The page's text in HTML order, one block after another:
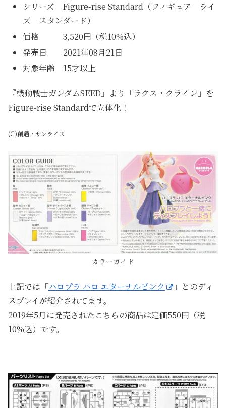
シリーズ Figure-rise Standard（フィギュア ライ
ズ スタンダード）
価格 3,520円（税10%込）
発売日 2021年08月21日
対象年齢 15才以上
『機動戦士ガンダムSEED』より「ラクス・クライン」を
Figure-rise Standardで立体化！
(C)創通・サンライズ
カラーガイド
上記では「ハロプラ ハロ エターナルピンク
」とのディ
スプレイが紹介されてます。
2019年5月に発売されたこちらの商品は定価550円（税
10%込）です。